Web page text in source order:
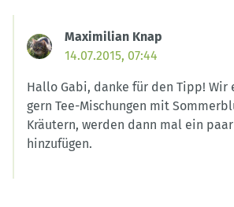
Maximilian Knap
14.07.2015, 07:44
Hallo Gabi, danke für den Tipp! Wir
gern Tee-Mischungen mit
Kräutern, werden dann mal ein
hinzufügen.